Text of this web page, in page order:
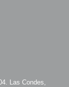
Las Condes,